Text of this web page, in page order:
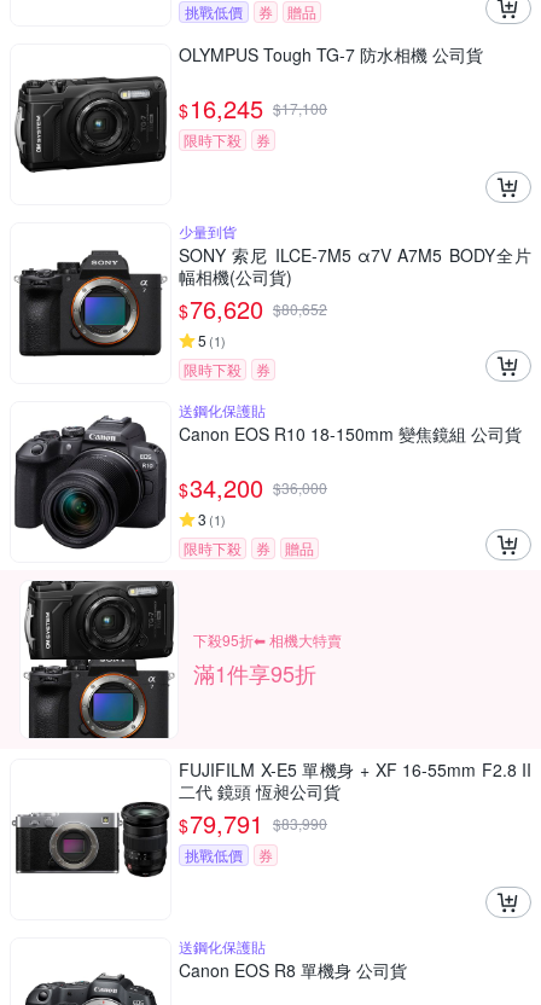
挑戰低價 券 贈品
OLYMPUS Tough TG-7 防水相機 公司貨
$16,245 $17,100
限時下殺
券
少量到貨
SONY 索尼 ILCE-7M5 α7V A7M5 BODY全片
幅相機(公司貨)
$76,620 $80,652
5 (1)
限時下殺
券
送鋼化保護貼
Canon EOS R10 18-150mm 變焦鏡組 公司貨
$34,200 $36,000
3 (1)
限時下殺 券 贈品
下殺95折⬅︎ 相機大特賣
滿1件享95折
FUJIFILM X-E5 單機身 + XF 16-55mm F2.8 II
二代 鏡頭 恆昶公司貨
$79,791 $83,990
挑戰低價
券
送鋼化保護貼
Canon EOS R8 單機身 公司貨